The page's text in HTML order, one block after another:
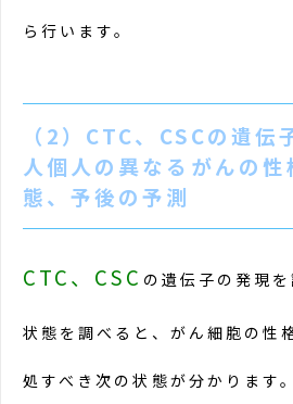
ら行います。
（2）CTC、CSCの遺伝
人個人の異なるがんの性
態、予後の予測
CTC、CSC の遺伝子の発現
状態を調べると、がん細胞の性
処すべき次の状態が分かります。